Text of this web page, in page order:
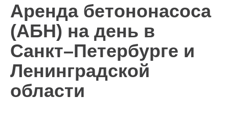
Аренда бетононасоса
(АБН) на день в
Санкт–Петербурге и
Ленинградской
области